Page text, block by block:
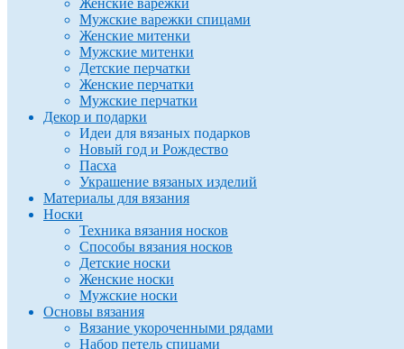
Женские варежки
Мужские варежки спицами
Женские митенки
Мужские митенки
Детские перчатки
Женские перчатки
Мужские перчатки
Декор и подарки
Идеи для вязаных подарков
Новый год и Рождество
Пасха
Украшение вязаных изделий
Материалы для вязания
Носки
Техника вязания носков
Способы вязания носков
Детские носки
Женские носки
Мужские носки
Основы вязания
Вязание укороченными рядами
Набор петель спицами